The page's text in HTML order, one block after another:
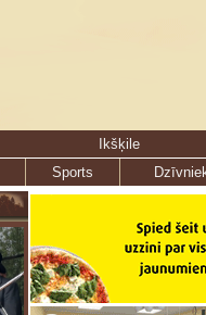
Ikšķile
Sports